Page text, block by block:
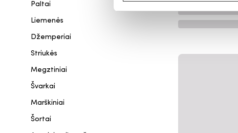
Paltai
Liemenės
Džemperiai
Striukės
Megztiniai
Švarkai
Marškiniai
Šortai